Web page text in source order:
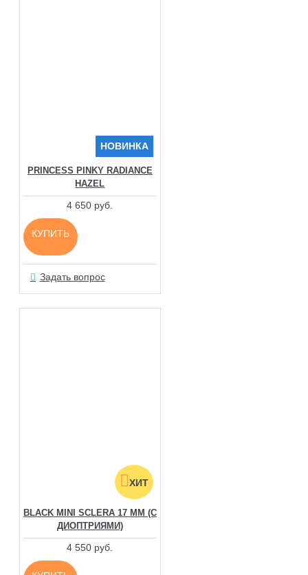
НОВИНКА
PRINCESS PINKY RADIANCE
HAZEL
4 650 руб.
КУПИТЬ
Задать вопрос
ХИТ
BLACK MINI SCLERA 17 ММ (С
ДИОПТРИЯМИ)
4 550 руб.